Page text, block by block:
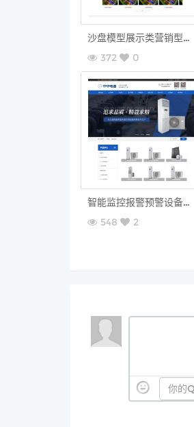
沙盘模型展示类营销型网站织梦模板(带手机端)
372
0
智能监控报警预警设备营销型织梦模板（手机站+分站）
548
2